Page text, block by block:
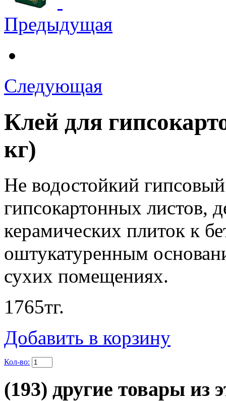
Предыдущая
Следующая
Клей для
кг)
Не водостойкий
гипсокартонных листов,
керамических плиток к
оштукатуренным
сухих помещениях.
1765тг.
Добавить в корзину
Кол-во:
(193) другие товары из